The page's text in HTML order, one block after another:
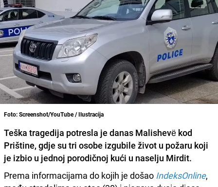
Foto: Screenshot/YouTube / Ilustracija
Teška tragedija potresla je danas Malishevë kod
Prištine, gdje su tri osobe izgubile život u požaru koji
je izbio u jednoj porodičnoj kući u naselju Mirdit.
Prema informacijama do kojih je došao IndeksOnline,